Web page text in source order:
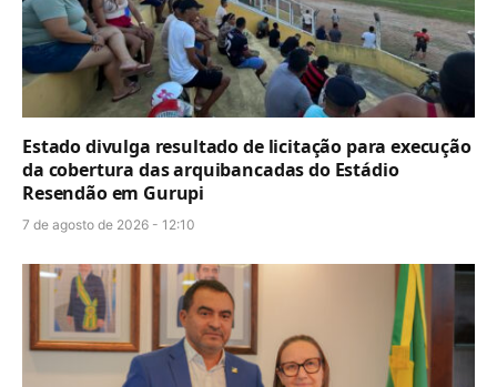
Estado divulga resultado de licitação para execução
da cobertura das arquibancadas do Estádio
Resendão em Gurupi
7 de agosto de 2026 - 12:10